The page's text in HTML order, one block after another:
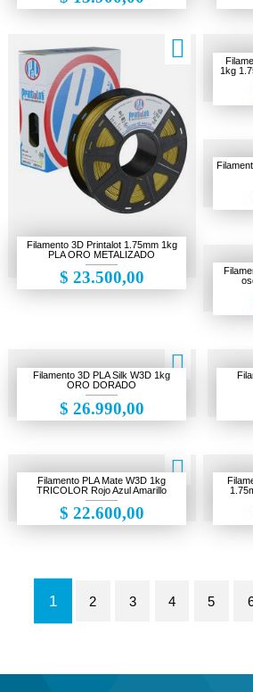
Filamento 3D Printalot 1.75mm 1kg
PLA ORO METALIZADO
$ 23.500,00
1kg
Filamento 3D PLA Silk W3D 1kg
ORO DORADO
$ 26.990,00
Filamento PLA Mate W3D 1kg
TRICOLOR Rojo Azul Amarillo
$ 22.600,00
1 2 3 4 5